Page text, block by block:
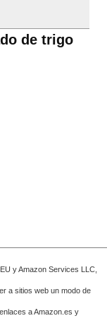
de trigo
y Amazon Services LLC,
a sitios web un modo de
a Amazon.es y